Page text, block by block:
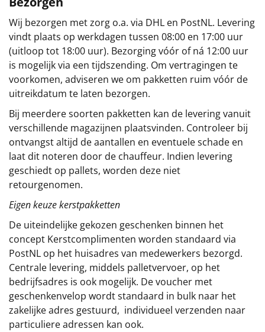
Wij bezorgen met zorg o.a. via DHL en PostNL. Levering
vindt plaats op werkdagen tussen 08:00 en 17:00 uur
(uitloop tot 18:00 uur). Bezorging vóór of ná 12:00 uur
is mogelijk via een tijdszending. Om vertragingen te
voorkomen, adviseren we om pakketten ruim vóór de
uitreikdatum te laten bezorgen.
Bij meerdere soorten pakketten kan de levering vanuit
verschillende magazijnen plaatsvinden. Controleer bij
ontvangst altijd de aantallen en eventuele schade en
laat dit noteren door de chauffeur. Indien levering
geschiedt op pallets, worden deze niet
retourgenomen.
Eigen keuze kerstpakketten
De uiteindelijke gekozen geschenken binnen het
concept Kerstcomplimenten worden standaard via
PostNL op het huisadres van medewerkers bezorgd.
Centrale levering, middels palletvervoer, op het
bedrijfsadres is ook mogelijk. De voucher met
geschenkenvelop wordt standaard in bulk naar het
zakelijke adres gestuurd, individueel verzenden naar
particuliere adressen kan ook.